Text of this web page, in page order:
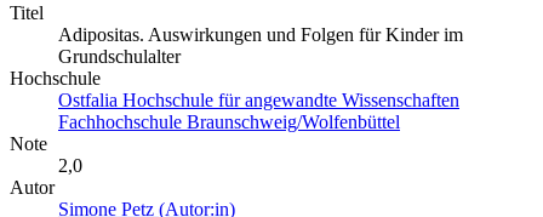
Titel
Adipositas. Auswirkungen und Folgen für Kinder im
Grundschulalter
Hochschule
Ostfalia Hochschule für angewandte Wissenschaften
Fachhochschule Braunschweig/Wolfenbüttel
Note
2,0
Autor
Simone Petz (Autor:in)